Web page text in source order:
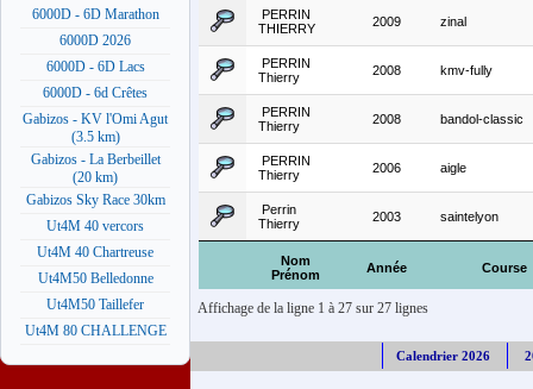
6000D - 6D Marathon
6000D 2026
6000D - 6D Lacs
6000D - 6d Crêtes
Gabizos - KV l'Omi Agut
(3.5 km)
Gabizos - La Berbeillet
(20 km)
Gabizos Sky Race 30km
Ut4M 40 vercors
Ut4M 40 Chartreuse
Ut4M50 Belledonne
Ut4M50 Taillefer
Ut4M 80 CHALLENGE
Nom
Prénom
Année Course
PERRIN
THIERRY
2009 zinal
PERRIN
Thierry
2008 kmv-fully
PERRIN
Thierry
2008 bandol-classic
PERRIN
Thierry
2006 aigle
Perrin
Thierry
2003 saintelyon
Affichage de la ligne 1 à 27 sur 27 lignes
Calendrier 2026